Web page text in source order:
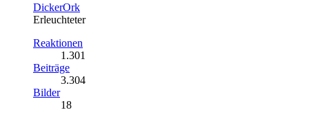
DickerOrk
Erleuchteter
Reaktionen
1.301
Beiträge
3.304
Bilder
18